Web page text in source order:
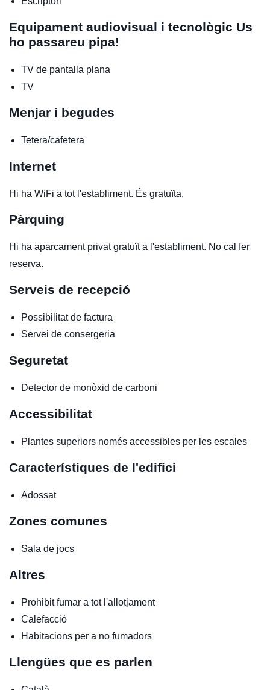
Equipament audiovisual i tecnològic Us
ho passareu pipa!
TV de pantalla plana
TV
Menjar i begudes
Tetera/cafetera
Internet
Hi ha WiFi a tot l'establiment. És gratuïta.
Pàrquing
Hi ha aparcament privat gratuït a l'establiment. No cal fer
reserva.
Serveis de recepció
Possibilitat de factura
Servei de consergeria
Seguretat
Detector de monòxid de carboni
Accessibilitat
Plantes superiors només accessibles per les escales
Característiques de l'edifici
Adossat
Zones comunes
Sala de jocs
Altres
Prohibit fumar a tot l'allotjament
Calefacció
Habitacions per a no fumadors
Llengües que es parlen